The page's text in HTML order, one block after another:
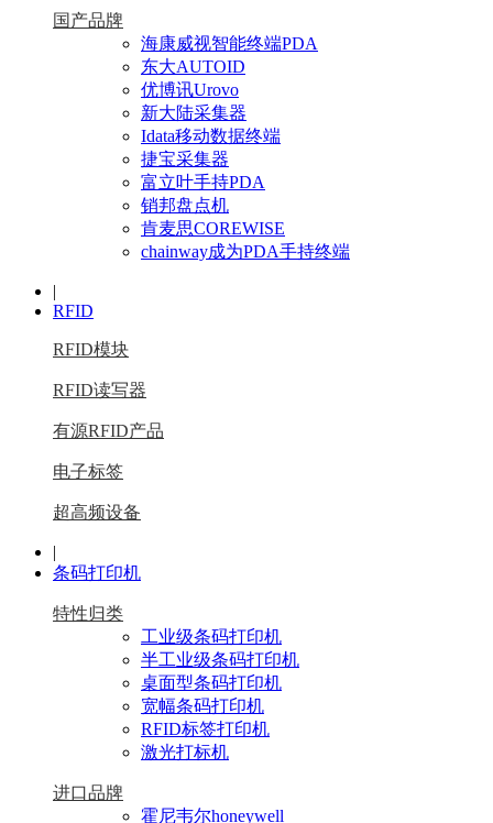
国产品牌
海康威视智能终端PDA
东大AUTOID
优博讯Urovo
新大陆采集器
Idata移动数据终端
捷宝采集器
富立叶手持PDA
销邦盘点机
肯麦思COREWISE
chainway成为PDA手持终端
|
RFID
RFID模块
RFID读写器
有源RFID产品
电子标签
超高频设备
|
条码打印机
特性归类
工业级条码打印机
半工业级条码打印机
桌面型条码打印机
宽幅条码打印机
RFID标签打印机
激光打标机
进口品牌
霍尼韦尔honeywell